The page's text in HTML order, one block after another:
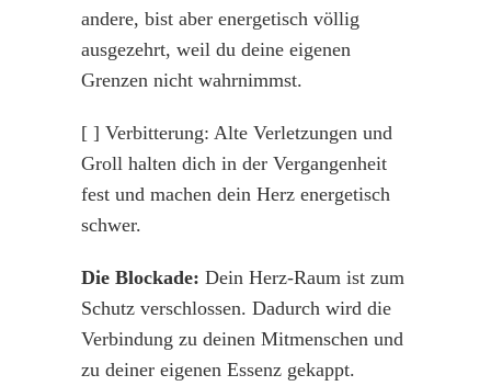
andere, bist aber energetisch völlig
ausgezehrt, weil du deine eigenen
Grenzen nicht wahrnimmst.
[ ] Verbitterung: Alte Verletzungen und
Groll halten dich in der Vergangenheit
fest und machen dein Herz energetisch
schwer.
Die Blockade: Dein Herz-Raum ist zum
Schutz verschlossen. Dadurch wird die
Verbindung zu deinen Mitmenschen und
zu deiner eigenen Essenz gekappt.